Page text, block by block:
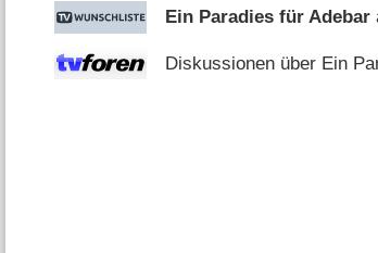
Ein Paradies für Adebar
Diskussionen über Ein